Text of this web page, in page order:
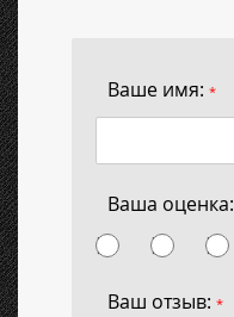
Ваше имя: *
Ваша оценка:
Ваш отзыв: *